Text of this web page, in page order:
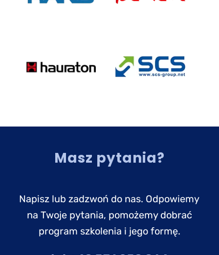
Masz pytania?
Napisz lub zadzwoń do nas. Odpowiemy
na Twoje pytania, pomożemy dobrać
program szkolenia i jego formę.